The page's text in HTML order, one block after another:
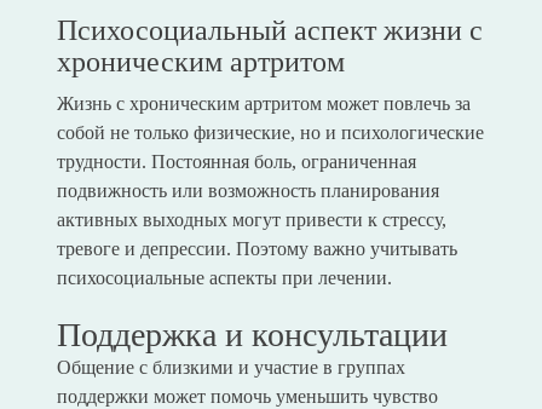
Психосоциальный аспект жизни с
хроническим артритом
Жизнь с хроническим артритом может повлечь за
собой не только физические, но и психологические
трудности. Постоянная боль, ограниченная
подвижность или возможность планирования
активных выходных могут привести к стрессу,
тревоге и депрессии. Поэтому важно учитывать
психосоциальные аспекты при лечении.
Поддержка и консультации
Общение с близкими и участие в группах
поддержки может помочь уменьшить чувство